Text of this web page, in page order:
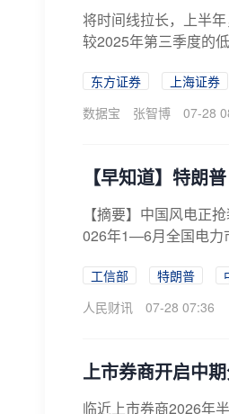
将时间线拉长，上半
较2025年第三季度的
东方证券 上海证券
数据宝
张智博 07-28
【早知道】特朗
【摘要】中国风电正
026年1—6月全国电力
工信部 特朗普
人民财讯
07-28 07:36
上市券商开启中
临近上市券商2026年